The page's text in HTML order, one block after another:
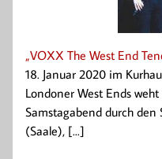
„VOXX The West End
18. Januar 2020 im
Londoner West Ends
Samstagabend durch den
(Saale), [...]